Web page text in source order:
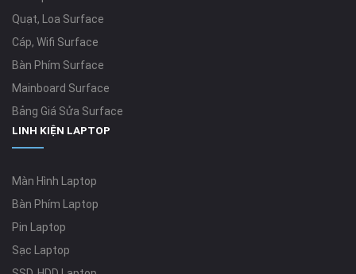
Quạt, Loa Surface
Cáp, Wifi Surface
Bàn Phím Surface
Mainboard Surface
Bảng Giá Sửa Surface
LINH KIỆN LAPTOP
Màn Hình Laptop
Bàn Phím Laptop
Pin Laptop
Sạc Laptop